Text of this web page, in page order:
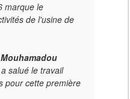
marque le
de l'usine de
salué le travail
pour cette première